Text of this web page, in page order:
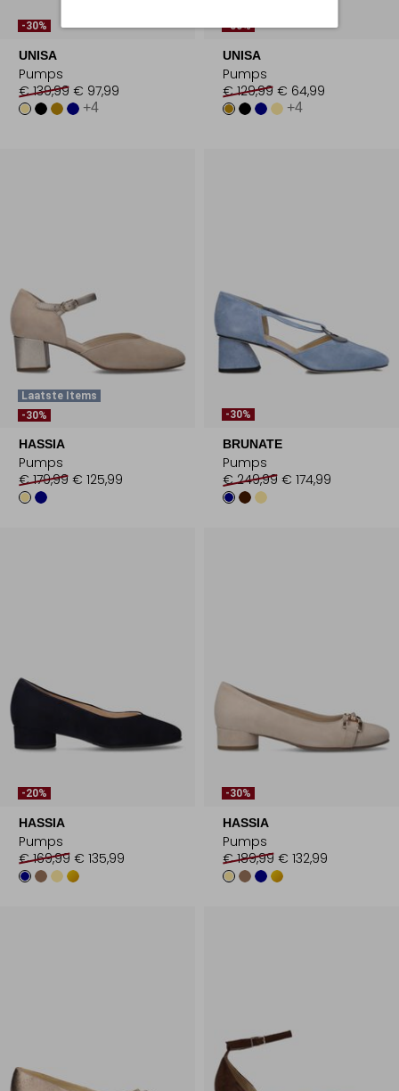
-30%
UNISA
Pumps
€ 139,99 € 97,99
+4
-50%
UNISA
Pumps
€ 129,99 € 64,99
+4
Laatste Items
-30%
HASSIA
Pumps
€ 179,99 € 125,99
-30%
BRUNATE
Pumps
€ 249,99 € 174,99
-20%
HASSIA
Pumps
€ 169,99 € 135,99
-30%
HASSIA
Pumps
€ 189,99 € 132,99